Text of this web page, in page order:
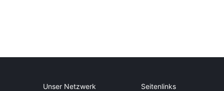
Unser Netzwerk Seitenlinks